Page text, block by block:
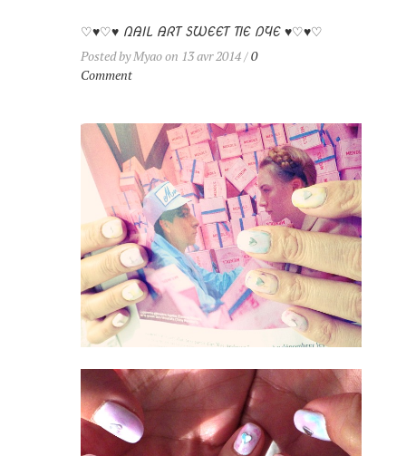
♡♥♡♥ NAIL ART SWEET TIE DYE ♥♡♥♡
Posted by Myao on 13 avr 2014 /0
Comment